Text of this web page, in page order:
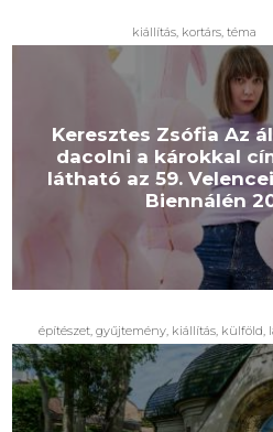
kiállítás, kortárs, téma
Keresztes Zsófia Az
dacolni a károkkal
látható az 59.
Biennálén
építészet, gyűjtemény, kiállítás, külföld,